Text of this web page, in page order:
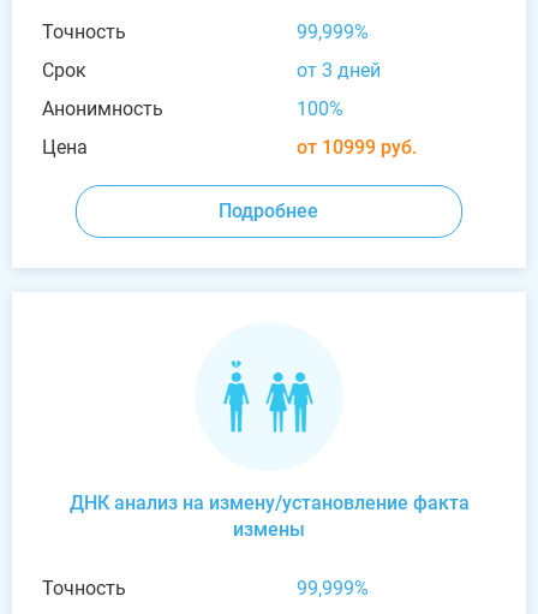
Точность
99,999%
Срок
от 3 дней
Анонимность
100%
Цена
от 10999 руб.
Подробнее
ДНК анализ на измену/установление факта
измены
Точность
99,999%